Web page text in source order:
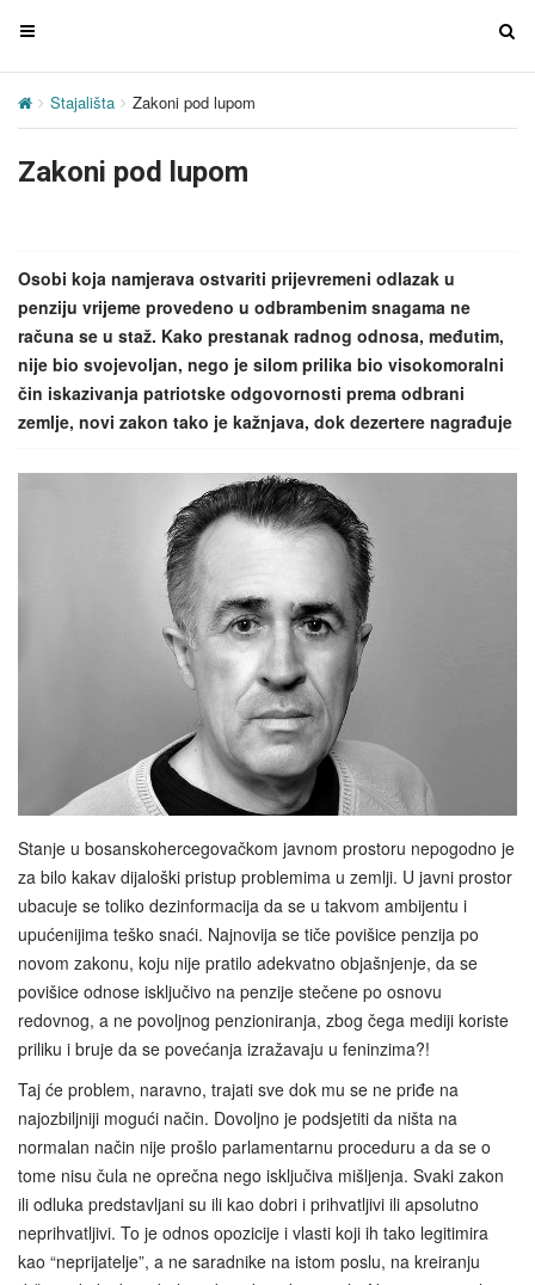
T
g
e
i
g
a
t
i
o
T
a
t
o
Stajališta Zakoni pod lupom
Zakoni pod lupom
Osobi koja namjerava ostvariti prijevremeni odlazak u
penziju vrijeme provedeno u odbrambenim snagama ne
računa se u staž. Kako prestanak radnog odnosa, međutim,
nije bio svojevoljan, nego je silom prilika bio visokomoralni
čin iskazivanja patriotske odgovornosti prema odbrani
zemlje, novi zakon tako je kažnjava, dok dezertere nagrađuje
Stanje u bosanskohercegovačkom javnom prostoru nepogodno je
za bilo kakav dijaloški pristup problemima u zemlji. U javni prostor
ubacuje se toliko dezinformacija da se u takvom ambijentu i
upućenijima teško snaći. Najnovija se tiče povišice penzija po
novom zakonu, koju nije pratilo adekvatno objašnjenje, da se
povišice odnose isključivo na penzije stečene po osnovu
redovnog, a ne povoljnog penzioniranja, zbog čega mediji koriste
priliku i bruje da se povećanja izražavaju u feninzima?!
Taj će problem, naravno, trajati sve dok mu se ne priđe na
najozbiljniji mogući način. Dovoljno je podsjetiti da ništa na
normalan način nije prošlo parlamentarnu proceduru a da se o
tome nisu čula ne oprečna nego isključiva mišljenja. Svaki zakon
ili odluka predstavljani su ili kao dobri i prihvatljivi ili apsolutno
neprihvatljivi. To je odnos opozicije i vlasti koji ih tako legitimira
kao “neprijatelje”, a ne saradnike na istom poslu, na kreiranju